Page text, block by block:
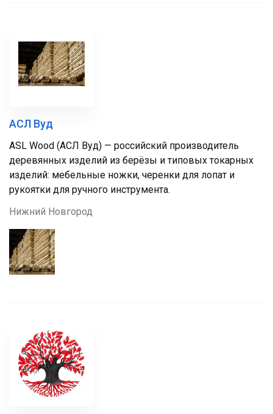
АСЛ Вуд
ASL Wood (АСЛ Вуд) — российский производитель
деревянных изделий из берёзы и типовых токарных
изделий: мебельные ножки, черенки для лопат и
рукоятки для ручного инструмента.
Нижний Новгород